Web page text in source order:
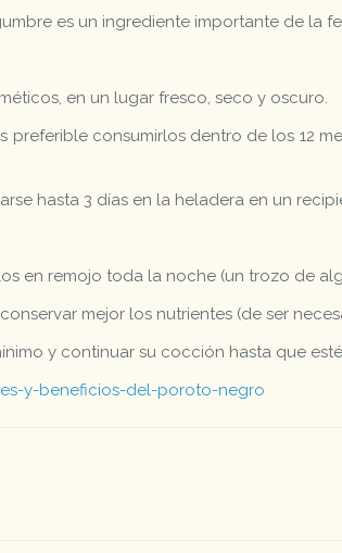
es un ingrediente importante de la
en un lugar fresco, seco y oscuro.
consumirlos dentro de los 12
hasta 3 días en la heladera en un
en remojo toda la noche (un trozo de
mejor los nutrientes (de ser
y continuar su cocción hasta que
y-beneficios-del-poroto-negro